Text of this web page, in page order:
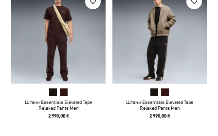
Штани Essentials Elevated Tape
Relaxed Pants Men
2 990,00 ₴
Штани Essentials Elevated Tape
Relaxed Pants Men
2 990,00 ₴